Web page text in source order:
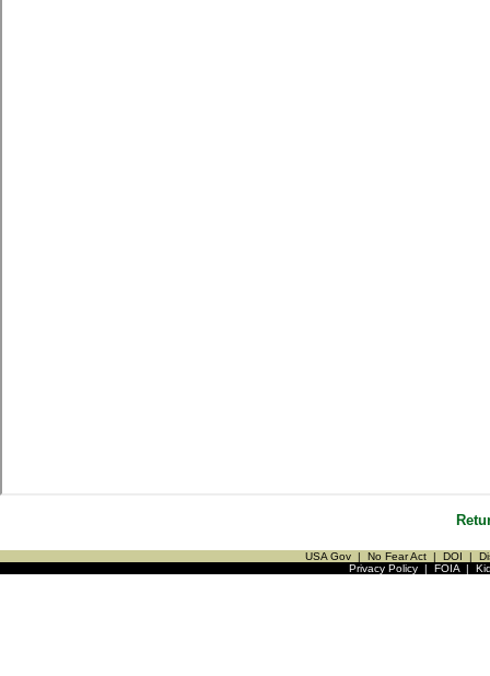
USA Gov | No Fear Act | DOI |
Privacy Policy| FOIA|